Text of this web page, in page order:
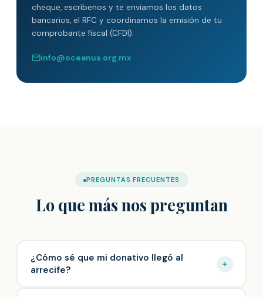
cheque, escríbenos y te enviamos los datos
bancarios, el RFC y coordinamos la emisión de tu
comprobante fiscal (CFDI).
info@oceanus.org.mx
PREGUNTAS FRECUENTES
Lo que más nos preguntan
¿Cómo sé que mi donativo llegó al
arrecife?